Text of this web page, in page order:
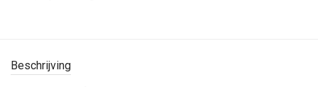
Beschrijving